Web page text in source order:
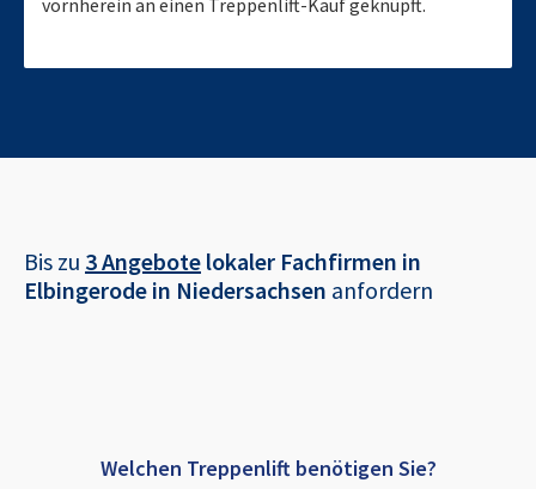
vornherein an einen Treppenlift-Kauf geknüpft.
Bis zu 3 Angebote lokaler Fachfirmen in
Elbingerode in Niedersachsen anfordern
Welchen Treppenlift benötigen Sie?